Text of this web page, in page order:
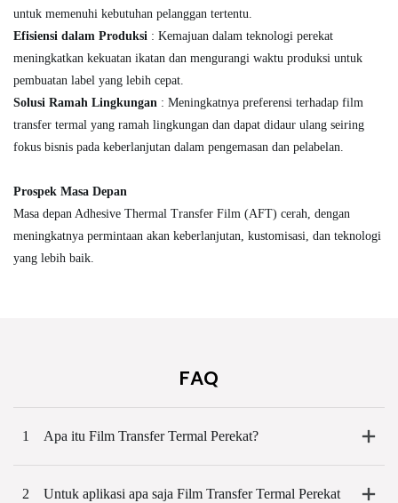
untuk memenuhi kebutuhan pelanggan tertentu.
Efisiensi dalam Produksi : Kemajuan dalam teknologi perekat
meningkatkan kekuatan ikatan dan mengurangi waktu produksi untuk
pembuatan label yang lebih cepat.
Solusi Ramah Lingkungan : Meningkatnya preferensi terhadap film
transfer termal yang ramah lingkungan dan dapat didaur ulang seiring
fokus bisnis pada keberlanjutan dalam pengemasan dan pelabelan.
Prospek Masa Depan
Masa depan Adhesive Thermal Transfer Film (AFT) cerah, dengan
meningkatnya permintaan akan keberlanjutan, kustomisasi, dan teknologi
yang lebih baik.
FAQ
1 Apa itu Film Transfer Termal Perekat?
2
Untuk aplikasi apa saja Film Transfer Termal Perekat